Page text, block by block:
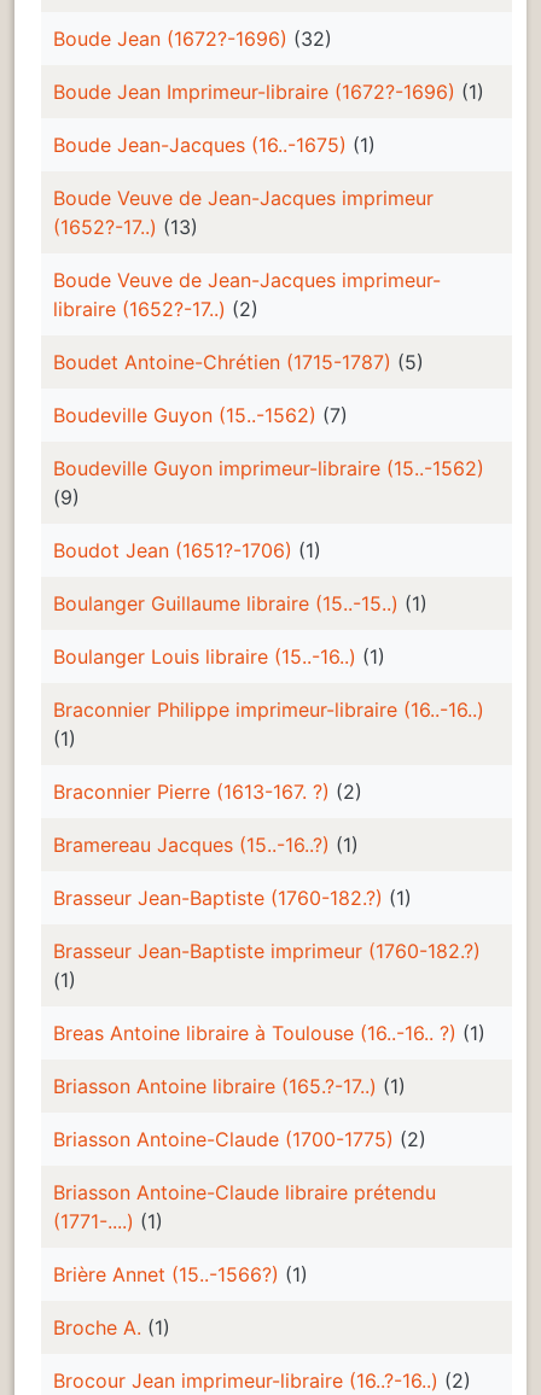
Boude Jean (1672?-1696) (32)
Boude Jean Imprimeur-libraire (1672?-1696) (1)
Boude Jean-Jacques (16..-1675) (1)
Boude Veuve de Jean-Jacques imprimeur
(1652?-17..) (13)
Boude Veuve de Jean-Jacques imprimeur-
libraire (1652?-17..) (2)
Boudet Antoine-Chrétien (1715-1787) (5)
Boudeville Guyon (15..-1562) (7)
Boudeville Guyon imprimeur-libraire (15..-1562)
(9)
Boudot Jean (1651?-1706) (1)
Boulanger Guillaume libraire (15..-15..) (1)
Boulanger Louis libraire (15..-16..) (1)
Braconnier Philippe imprimeur-libraire (16..-16..)
(1)
Braconnier Pierre (1613-167. ?) (2)
Bramereau Jacques (15..-16..?) (1)
Brasseur Jean-Baptiste (1760-182.?) (1)
Brasseur Jean-Baptiste imprimeur (1760-182.?)
(1)
Breas Antoine libraire à Toulouse (16..-16.. ?) (1)
Briasson Antoine libraire (165.?-17..) (1)
Briasson Antoine-Claude (1700-1775) (2)
Briasson Antoine-Claude libraire prétendu
(1771-....) (1)
Brière Annet (15..-1566?) (1)
Broche A. (1)
Brocour Jean imprimeur-libraire (16..?-16..) (2)